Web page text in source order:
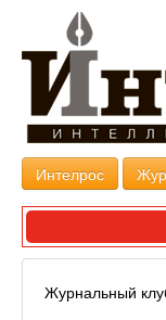
Интелрос
Журнальный